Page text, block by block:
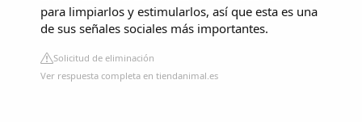
para limpiarlos y estimularlos, así que esta es una
de sus señales sociales más importantes.
Solicitud de eliminación
Ver respuesta completa en tiendanimal.es